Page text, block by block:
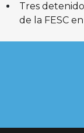
Tres
de la FESC